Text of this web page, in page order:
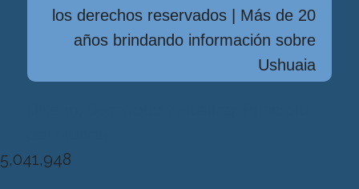
los derechos reservados | Más de 20
años brindando información sobre
Ushuaia
5,041,948